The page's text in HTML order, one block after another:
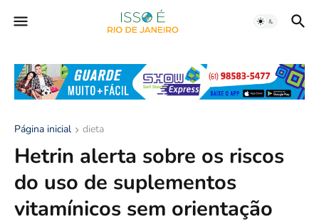
Página inicial dieta
Hetrin alerta sobre os riscos
do uso de suplementos
vitamínicos sem orientação